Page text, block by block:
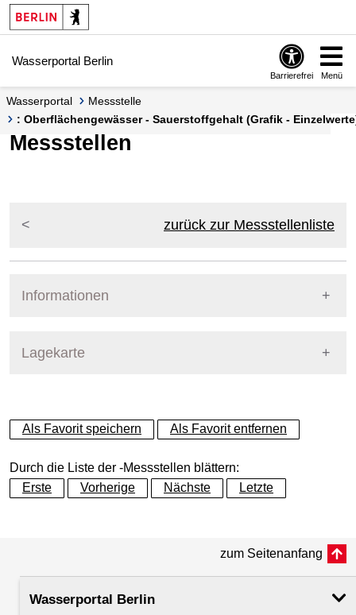
Springe zur Navigation
Springe zum Inhalt
Wasserportal Berlin
Barrierefrei Menü
Wasserportal
Messstelle
: Oberflächengewässer - Sauerstoffgehalt (Grafik -
Messstellen
zurück zur Messstellenliste
Informationen
Lagekarte
+
−
Als Favorit speichern Als Favorit entfernen
Durch die Liste der -Messstellen blättern:
Erste
Vorherige Nächste Letzte
zum Seitenanfang
Wasserportal Berlin